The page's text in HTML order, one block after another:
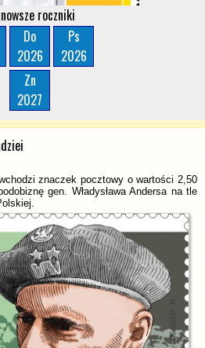
roczniki
Do
2026
Ps
2026
Zn
2027
znaczek pocztowy o wartości 2,50
gen. Władysława Andersa na tle